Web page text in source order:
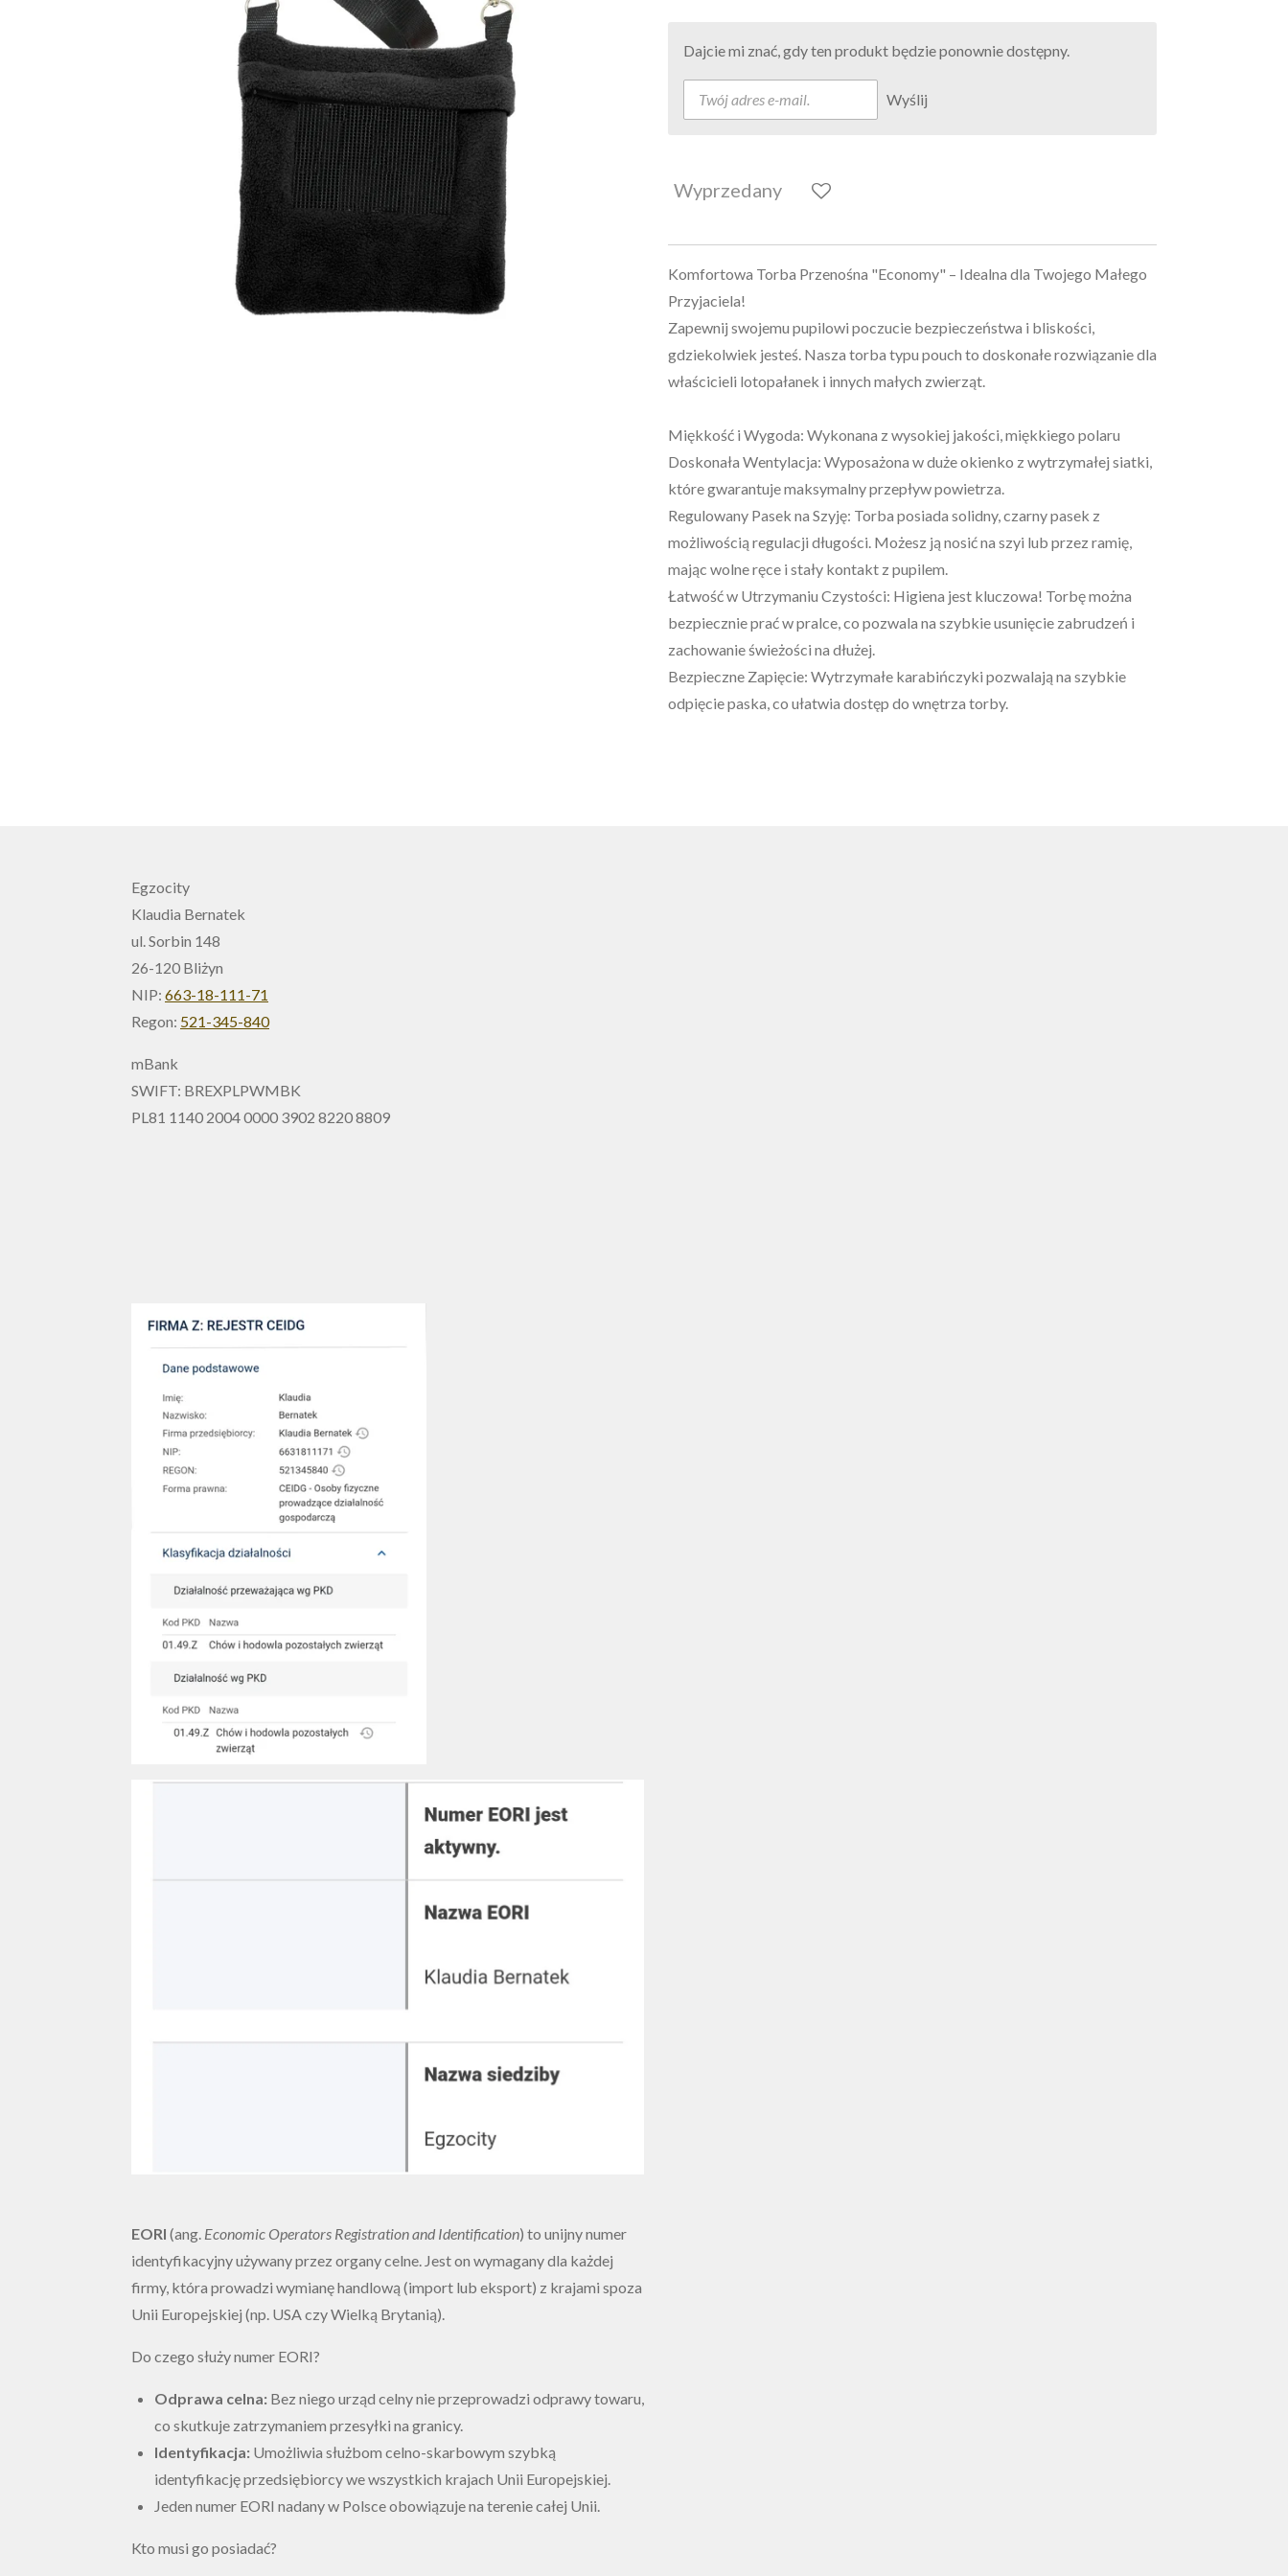
Dajcie mi znać, gdy ten produkt będzie ponownie dostępny.
Wyślij
Wyprzedany
Komfortowa Torba Przenośna "Economy" – Idealna dla Twojego Małego
Przyjaciela!
​Zapewnij swojemu pupilowi poczucie bezpieczeństwa i bliskości,
gdziekolwiek jesteś. Nasza torba typu pouch to doskonałe rozwiązanie dla
właścicieli lotopałanek i innych małych zwierząt.
​Miękkość i Wygoda: Wykonana z wysokiej jakości, miękkiego polaru
​Doskonała Wentylacja: Wyposażona w duże okienko z wytrzymałej siatki,
które gwarantuje maksymalny przepływ powietrza.
​Regulowany Pasek na Szyję: Torba posiada solidny, czarny pasek z
możliwością regulacji długości. Możesz ją nosić na szyi lub przez ramię,
mając wolne ręce i stały kontakt z pupilem.
​Łatwość w Utrzymaniu Czystości: Higiena jest kluczowa! Torbę można
bezpiecznie prać w pralce, co pozwala na szybkie usunięcie zabrudzeń i
zachowanie świeżości na dłużej.
​Bezpieczne Zapięcie: Wytrzymałe karabińczyki pozwalają na szybkie
odpięcie paska, co ułatwia dostęp do wnętrza torby.
Egzocity
Klaudia Bernatek
ul. Sorbin 148
26-120 Bliżyn
NIP: 663-18-111-71
Regon: 521-345-840
mBank
SWIFT: BREXPLPWMBK
PL81 1140 2004 0000 3902 8220 8809
EORI (ang. Economic Operators Registration and Identification) to unijny numer
identyfikacyjny używany przez organy celne. Jest on wymagany dla każdej
firmy, która prowadzi wymianę handlową (import lub eksport) z krajami spoza
Unii Europejskiej (np. USA czy Wielką Brytanią).
Do czego służy numer EORI?
Odprawa celna: Bez niego urząd celny nie przeprowadzi odprawy towaru,
co skutkuje zatrzymaniem przesyłki na granicy.
Identyfikacja: Umożliwia służbom celno-skarbowym szybką
identyfikację przedsiębiorcy we wszystkich krajach Unii Europejskiej.
Jeden numer EORI nadany w Polsce obowiązuje na terenie całej Unii.
Kto musi go posiadać?